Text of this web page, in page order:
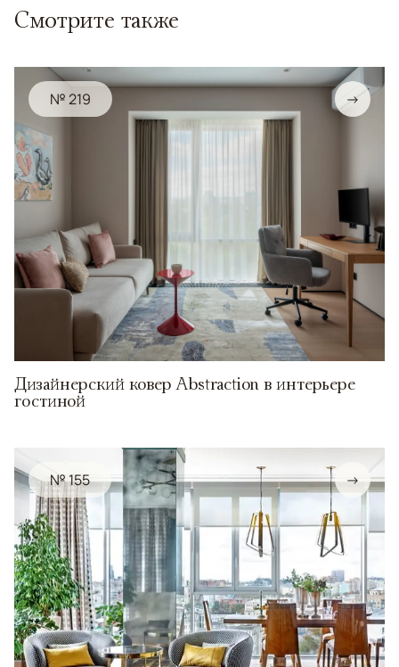
Смотрите также
№ 219 →
Дизайнерский ковер Abstraction в интерьере
гостиной
№ 155 →